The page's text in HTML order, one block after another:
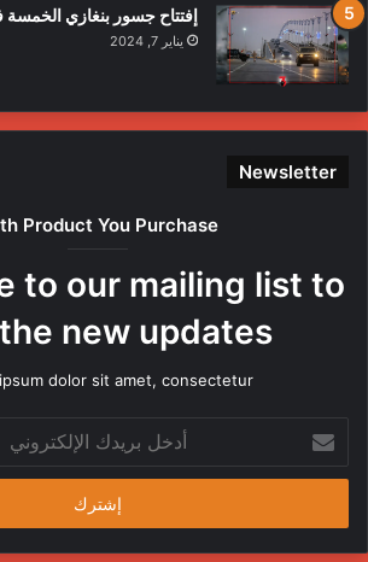
إفتتاح جسور بنغازي
يناير 7, 2024
Newsletter
Product You Purchase
to our mailing list to
new updates!
dolor sit amet, consectetur.
بريدك
الإلكتروني